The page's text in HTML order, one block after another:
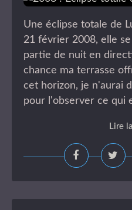
Une éclipse totale de
21 février 2008, elle
partie de nuit en
chance ma terrasse
cet horizon, je n'aurai
pour l'observer ce qui
Lire